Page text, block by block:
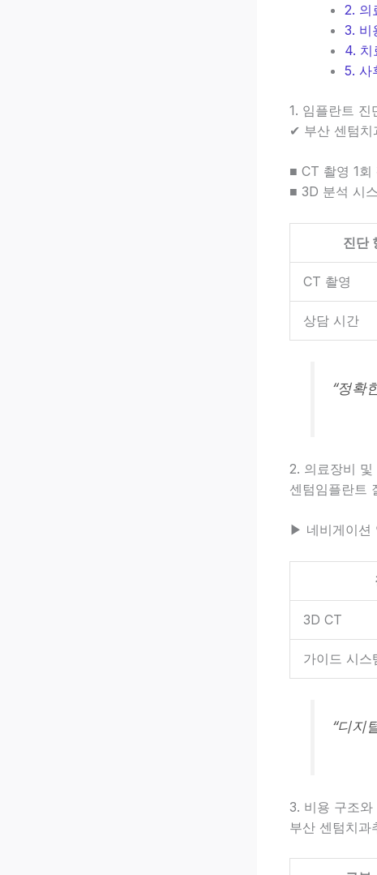
2. 의
3. 비
4. 치
5. 사
1. 임플란트 진
✔ 부산 센텀치
■ CT 촬영 1회
■ 3D 분석 시
진단
CT 촬영
상담 시간
“정확
2. 의료장비
센텀임플란트
▶ 네비게이션
3D CT
가이드 시스
“디지
3. 비용 구조와
부산 센텀치과